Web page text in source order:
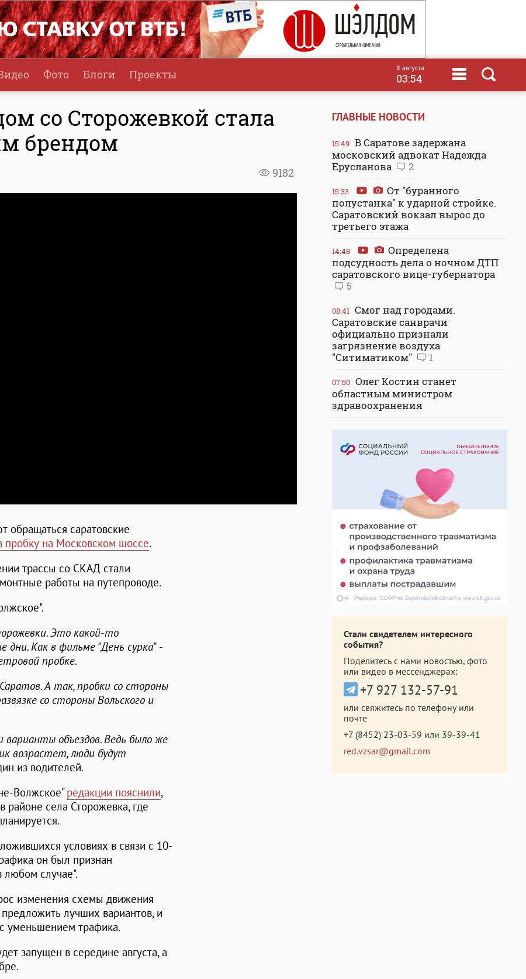
Фото Блоги Проекты 8 августа
03:54
со Сторожевкой стала
брендом
9182
саратовские
пробку на Московском шоссе.
трассы со СКАД стали
работы на путепроводе.
Это какой-то
Как в фильме "День сурка" -
пробке.
А так, пробки со стороны
со стороны Вольского и
варианты объездов. Ведь было же
возрастет, люди будут
из водителей.
Волжское"редакции пояснили,
районе села Сторожевка, где
условиях в связи с 10-
он был признан
любом случае".
изменения схемы движения
лучших вариантов, и
уменьшением трафика.
запущен в середине августа, а
ГЛАВНЫЕ НОВОСТИ
15:49 В Саратове задержана
московский адвокат Надежда
Ерусланова
2
15:33
От "буранного
полустанка" к ударной стройке.
Саратовский вокзал вырос до
третьего этажа
14:48
Определена
подсудность дела о ночном ДТП
саратовского вице-губернатора
5
08:41 Смог над городами.
Саратовские санврачи
официально признали
загрязнение воздуха
"Ситиматиком"
1
07:50 Олег Костин станет
областным министром
здравоохранения
Стали свидетелем интересного
события?
Поделитесь с нами новостью, фото
или видео в мессенджерах:
+7 927 132-57-91
или свяжитесь по телефону или
почте
+7 (8452) 23-03-59 или 39-39-41
red.vzsar@gmail.com